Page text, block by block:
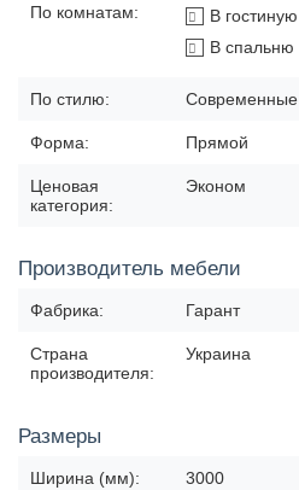
По комнатам:
В гостиную
В спальню
По стилю: Современные
Форма: Прямой
Ценовая
категория:
Эконом
Производитель мебели
Фабрика: Гарант
Страна
производителя:
Украина
Размеры
Ширина (мм): 3000